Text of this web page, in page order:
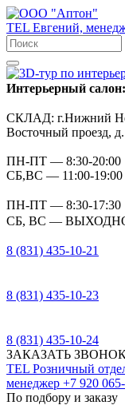
TEL Евгений,
Интерьерный салон:
СКЛАД: г.Нижний
Восточный проезд,
ПН-ПТ — 8:30-20:00
СБ,ВС — 11:00-19:00
ПН-ПТ — 8:30-17:30
СБ, ВС —
8 (831) 435-10-21
8 (831) 435-10-23
8 (831) 435-10-24
ЗАКАЗАТЬ
TEL Розничный
менеджер +7 920
По подбору и заказу